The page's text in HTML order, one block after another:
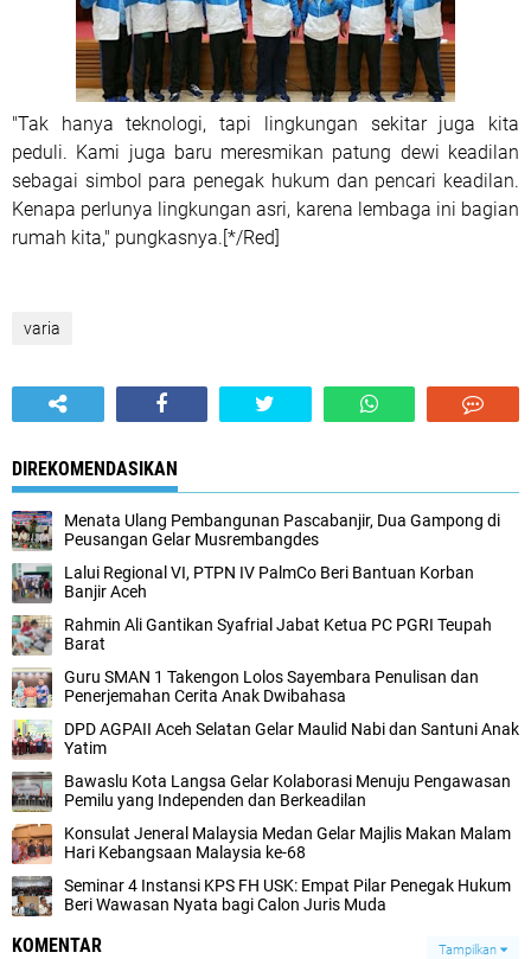
"Tak hanya teknologi, tapi lingkungan sekitar juga kita
peduli. Kami juga baru meresmikan patung dewi keadilan
sebagai simbol para penegak hukum dan pencari keadilan.
Kenapa perlunya lingkungan asri, karena lembaga ini bagian
rumah kita," pungkasnya.[*/Red]
varia
DIREKOMENDASIKAN
Menata Ulang Pembangunan Pascabanjir, Dua Gampong di
Peusangan Gelar Musrembangdes
Lalui Regional VI, PTPN IV PalmCo Beri Bantuan Korban
Banjir Aceh
Rahmin Ali Gantikan Syafrial Jabat Ketua PC PGRI Teupah
Barat
Guru SMAN 1 Takengon Lolos Sayembara Penulisan dan
Penerjemahan Cerita Anak Dwibahasa
DPD AGPAII Aceh Selatan Gelar Maulid Nabi dan Santuni Anak
Yatim
Bawaslu Kota Langsa Gelar Kolaborasi Menuju Pengawasan
Pemilu yang Independen dan Berkeadilan
Konsulat Jeneral Malaysia Medan Gelar Majlis Makan Malam
Hari Kebangsaan Malaysia ke-68
Seminar 4 Instansi KPS FH USK: Empat Pilar Penegak Hukum
Beri Wawasan Nyata bagi Calon Juris Muda
KOMENTAR Tampilkan